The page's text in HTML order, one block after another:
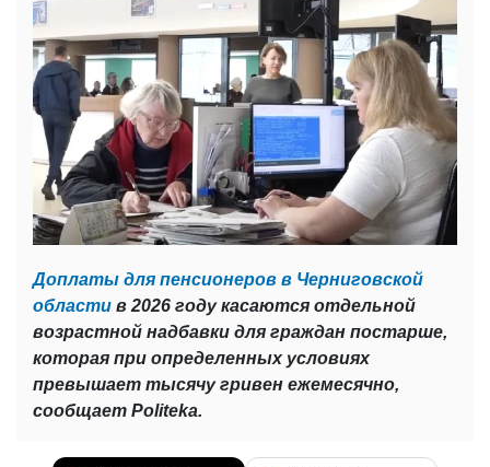
Доплаты для пенсионеров в Черниговской
области в 2026 году касаются отдельной
возрастной надбавки для граждан постарше,
которая при определенных условиях
превышает тысячу гривен ежемесячно,
сообщает Politeka.